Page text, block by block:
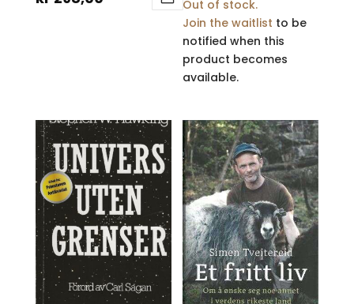
Out of stock.
Join the waitlist to be
notified when this
product becomes
available.